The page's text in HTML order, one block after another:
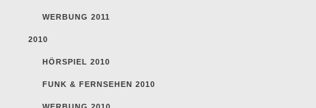
WERBUNG 2011
2010
HÖRSPIEL 2010
FUNK & FERNSEHEN 2010